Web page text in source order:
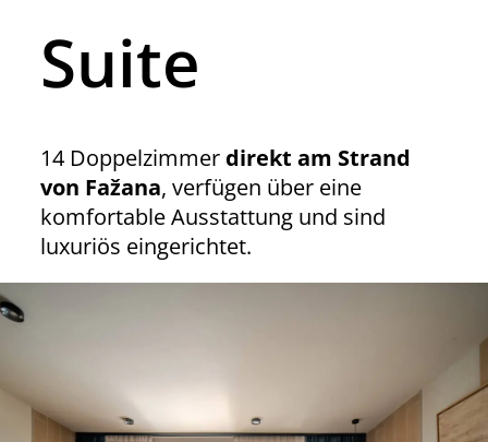
Suite
14 Doppelzimmer direkt am Strand
von Fažana, verfügen über eine
komfortable Ausstattung und sind
luxuriös eingerichtet.